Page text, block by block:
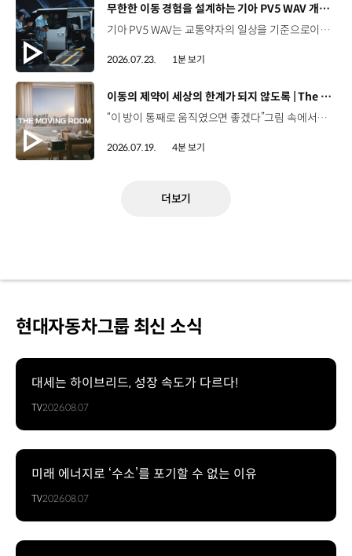
[동영상]
무한한 이동 경험을 설계하는 기아 PV5 WAV 개발 스토리 | The Moving Room
기아 PV5 WAV는 교통약자의 일상을 기준으로이동 과정을 다시 설계했습니다. 탑승자의 목적에 맞게 확장되는 모빌리티, PV5 WAV 개발 스토리를 영상으로 확인해 보세요. #현대자동차그룹 #TheMovingRoom #기아 #PV5 #PV5WAV #PBV #목적기반모빌리티
2026.07.23. 1분 보기
[동영상]
이동의 제약이 세상의 한계가 되지 않도록 | The Moving Room
“이 방이 통째로 움직였으면 좋겠다”그림 속에서만 그리던 여행이 현실이 되기까지 기아 PV5 WAV는 필요한 의료 장비를 싣고가족과 한 공간에서 함께 떠날 수 있도록이동의 경험을 다시 설계했습니다. 같은 풍경을 보고, 같은 순간을 나누는 일현대자동차그룹은 모두를 위한 이동을 만들어갑니다. #현대자동차그룹 #TheMovingRoom #PV5 #기아 #목적기반모빌리티 #PV5WAV #PBV
2026.07.19. 4분 보기
더보기
현대자동차그룹 최신 소식
대세는 하이브리드, 성장 속도가 다르다!
TV2026.08.07
미래 에너지로 ‘수소’를 포기할 수 없는 이유
TV2026.08.07